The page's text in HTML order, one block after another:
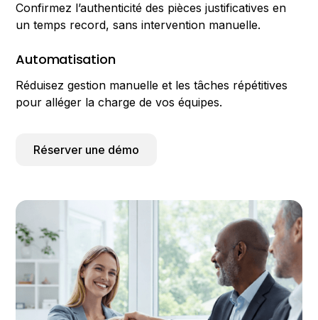
Confirmez l’authenticité des pièces justificatives en
un temps record, sans intervention manuelle.
Automatisation
Réduisez gestion manuelle et les tâches répétitives
pour alléger la charge de vos équipes.
Réserver une démo